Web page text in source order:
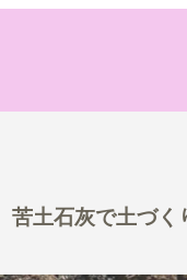
土石灰で土づく